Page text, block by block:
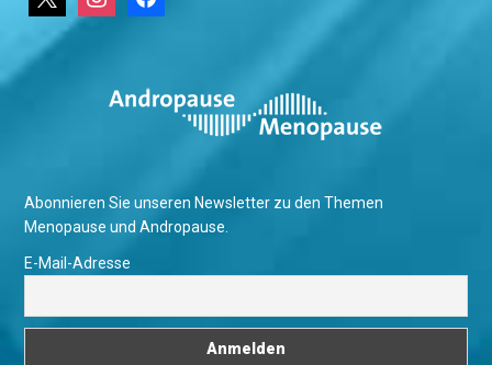
Abonnieren Sie unseren Newsletter zu den Themen
Menopause und Andropause.
E-Mail-Adresse